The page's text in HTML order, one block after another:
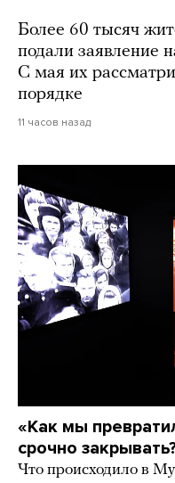
Более 60 тысяч
подали заявление
С мая их
порядке
11 часов назад
«Как мы
срочно
Что происходило в